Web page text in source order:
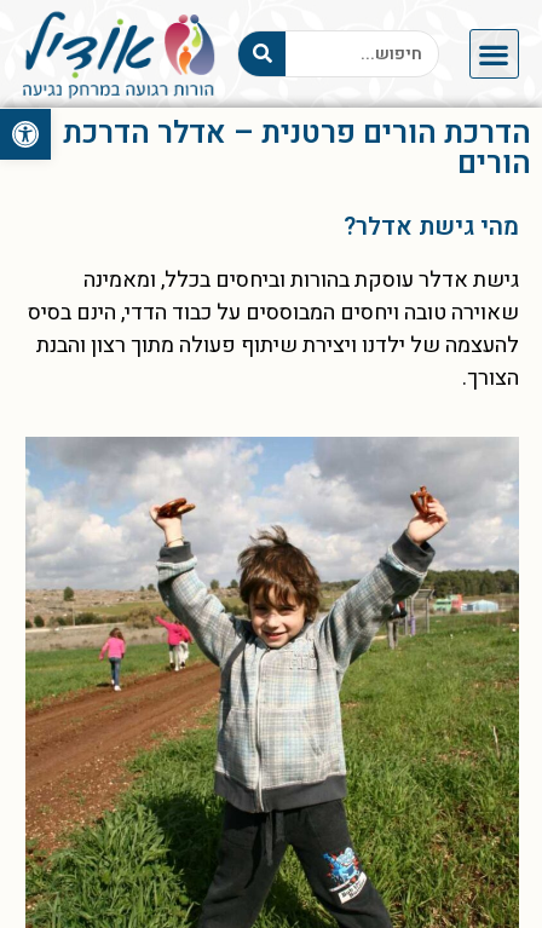
פתח הדרכת הורים פרטנית – אדלר הדרכת
הורים
מהי גישת אדלר?
גישת אדלר עוסקת בהורות וביחסים בכלל, ומאמינה
שאוירה טובה ויחסים המבוססים על כבוד הדדי, הינם בסיס
להעצמה של ילדנו ויצירת שיתוף פעולה מתוך רצון והבנת
הצורך.